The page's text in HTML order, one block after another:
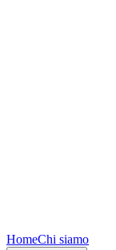
HomeChi siamo